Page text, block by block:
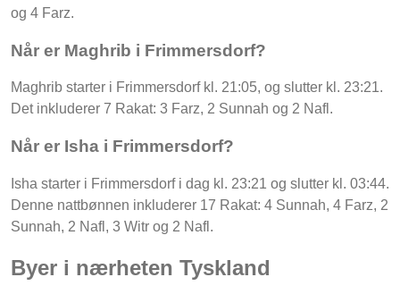
og 4 Farz.
Når er Maghrib i Frimmersdorf?
Maghrib starter i Frimmersdorf kl. 21:05, og slutter kl. 23:21.
Det inkluderer 7 Rakat: 3 Farz, 2 Sunnah og 2 Nafl.
Når er Isha i Frimmersdorf?
Isha starter i Frimmersdorf i dag kl. 23:21 og slutter kl. 03:44.
Denne nattbønnen inkluderer 17 Rakat: 4 Sunnah, 4 Farz, 2
Sunnah, 2 Nafl, 3 Witr og 2 Nafl.
Byer i nærheten Tyskland